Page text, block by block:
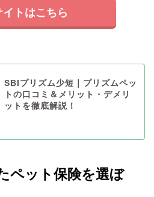
イトはこちら
SBIプリズム少短｜プリズムペッ
トの口コミ＆メリット・デメリ
ットを徹底解説！
ペット保険を選ぼ